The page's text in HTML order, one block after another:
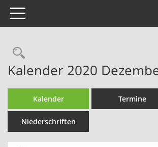
Toggle navigation
Rechercheauswahl
Kalender 2020
Kalender Termine
Niederschriften